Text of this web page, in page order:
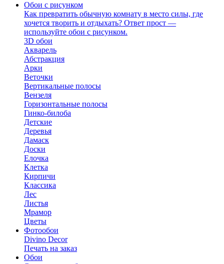
Обои с рисунком
Как превратить обычную комнату в место силы, где
хочется творить и отдыхать? Ответ прост —
используйте обои с рисунком.
3D обои
Акварель
Абстракция
Арки
Веточки
Вертикальные полосы
Вензеля
Горизонтальные полосы
Гинко-билоба
Детские
Деревья
Дамаск
Доски
Елочка
Клетка
Кирпичи
Классика
Лес
Листья
Мрамор
Цветы
Фотообои
Divino Decor
Печать на заказ
Обои